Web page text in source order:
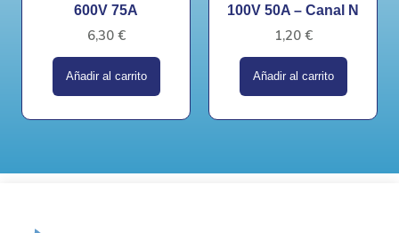
600V 75A
6,30 €
Añadir al carrito
100V 50A – Canal N
1,20 €
Añadir al carrito